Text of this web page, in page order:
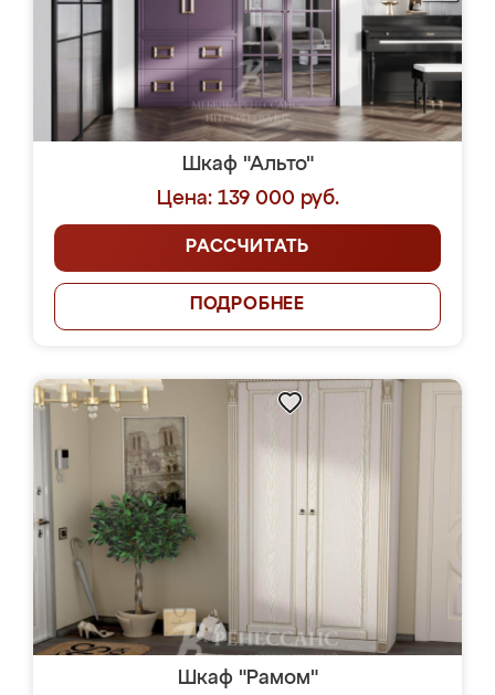
Шкаф "Альто"
Цена: 139 000 руб.
РАССЧИТАТЬ
ПОДРОБНЕЕ
Шкаф "Рамом"